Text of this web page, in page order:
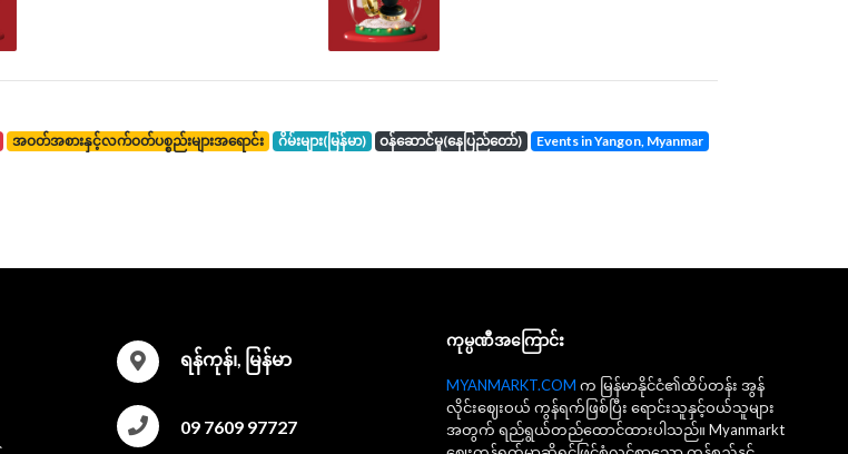
အဝတ်အစားနှင့်လက်ဝတ်ပစ္စည်းများအရောင်း ဂိမ်းများ(မြန်မာ) ဝန်ဆောင်မှု(နေပြည်တော်)
events in Yangon, Myanmar
ရန်ကုန်၊, မြန်မာ
09 7609 97727
ကုမ္ပဏီအကြောင်း
MYANMARKT.COM က မြန်မာနိုင်ငံ၏ထိပ်တန်း အွန်
လိုင်းဈေးဝယ် ကွန်ရက်ဖြစ်ပြီး ရောင်းသူနှင့်ဝယ်သူများ
အတွက် ရည်ရွယ်တည်ထောင်ထားပါသည်။ Myanmarkt